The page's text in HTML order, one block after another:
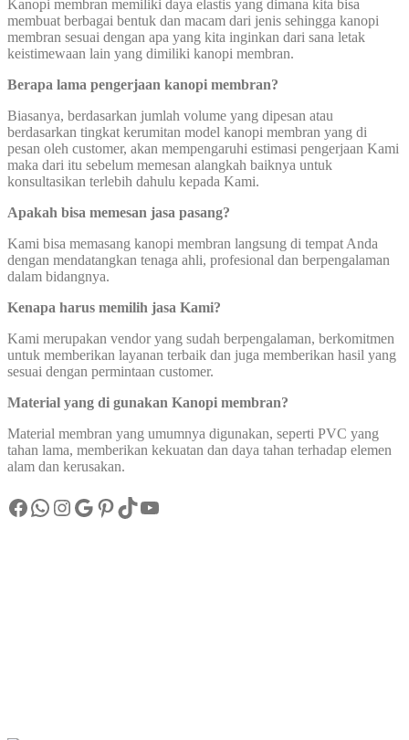
Kanopi membran memiliki daya elastis yang dimana kita bisa
membuat berbagai bentuk dan macam dari jenis sehingga kanopi
membran sesuai dengan apa yang kita inginkan dari sana letak
keistimewaan lain yang dimiliki kanopi membran.
Berapa lama pengerjaan kanopi membran?
Biasanya, berdasarkan jumlah volume yang dipesan atau
berdasarkan tingkat kerumitan model kanopi membran yang di
pesan oleh customer, akan mempengaruhi estimasi pengerjaan Kami
maka dari itu sebelum memesan alangkah baiknya untuk
konsultasikan terlebih dahulu kepada Kami.
Apakah bisa memesan jasa pasang?
Kami bisa memasang kanopi membran langsung di tempat Anda
dengan mendatangkan tenaga ahli, profesional dan berpengalaman
dalam bidangnya.
Kenapa harus memilih jasa Kami?
Kami merupakan vendor yang sudah berpengalaman, berkomitmen
untuk memberikan layanan terbaik dan juga memberikan hasil yang
sesuai dengan permintaan customer.
Material yang di gunakan Kanopi membran?
Material membran yang umumnya digunakan, seperti PVC yang
tahan lama, memberikan kekuatan dan daya tahan terhadap elemen
alam dan kerusakan.
Facebook
WhatsApp
Instagram
Google
Pinterest
TikTok
YouTube